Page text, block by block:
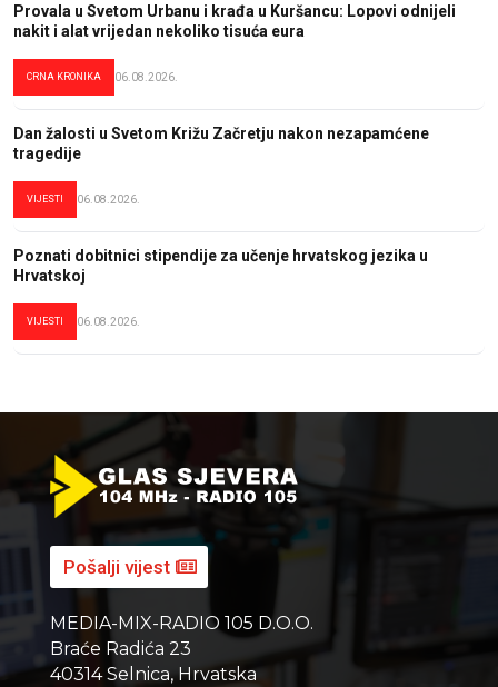
Provala u Svetom Urbanu i krađa u Kuršancu: Lopovi odnijeli
nakit i alat vrijedan nekoliko tisuća eura
CRNA KRONIKA 06.08.2026.
Dan žalosti u Svetom Križu Začretju nakon nezapamćene
tragedije
VIJESTI 06.08.2026.
Poznati dobitnici stipendije za učenje hrvatskog jezika u
Hrvatskoj
VIJESTI 06.08.2026.
Pošalji vijest
MEDIA-MIX-RADIO 105 D.O.O.
Braće Radića 23
40314 Selnica, Hrvatska